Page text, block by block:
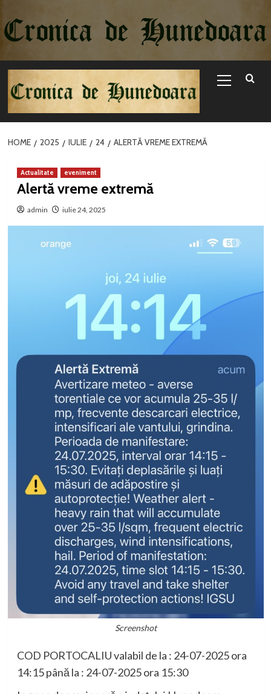
la
conținut
Menu
HOME 2025 IULIE 24 ALERTĂ VREME EXTREMĂ
Actualitate eveniment
Alertă vreme extremă
admin iulie 24, 2025
Screenshot
COD PORTOCALIU valabil de la : 24-07-2025 ora
14:15 până la : 24-07-2025 ora 15:30